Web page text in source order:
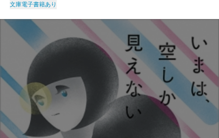
文庫電子書籍あり